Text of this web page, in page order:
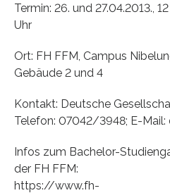
Termin: 26. und 27.04.2013.,
Uhr
Ort: FH FFM, Campus
Gebäude 2 und 4
Kontakt: Deutsche
Telefon: 07042/3948; E-Mail:
Infos zum Bachelor-
der FH FFM:
https://www.fh-